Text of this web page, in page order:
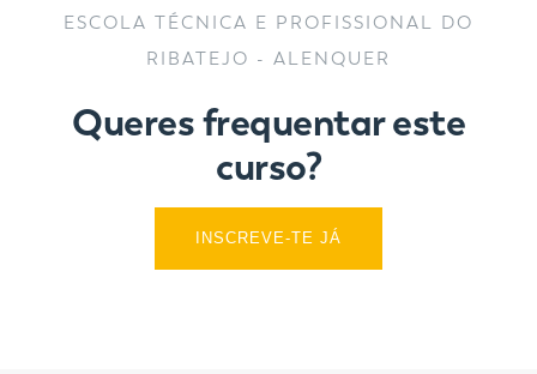
ESCOLA TÉCNICA E PROFISSIONAL DO
RIBATEJO - ALENQUER
Queres frequentar este
curso?
INSCREVE-TE JÁ